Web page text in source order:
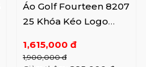
Áo Golf Fourteen 8207
25 Khóa Kéo Logo
1,615,000 đ
1,900,000 đ